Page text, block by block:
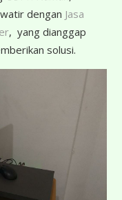
dengan Jasa
, yang dianggap
solusi.